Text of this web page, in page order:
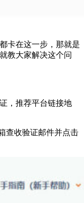
卡在这一步，那就是
教大家解决这个问
，推荐平台链接地
查收验证邮件并点击